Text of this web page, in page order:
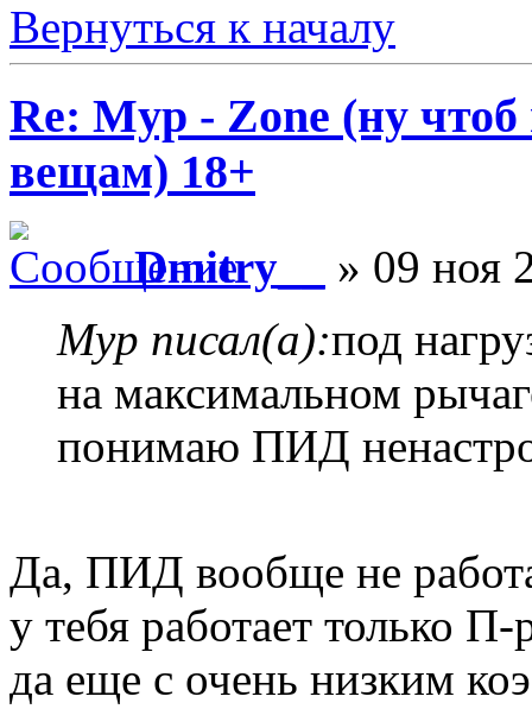
Вернуться к началу
Re: Myp - Zone (ну
вещам) 18+
Dmitry__
» 09 ноя
Myp писал(а):под
на максимальном
понимаю ПИД
Да, ПИД вообще не
у тебя работает только
да еще с очень низким